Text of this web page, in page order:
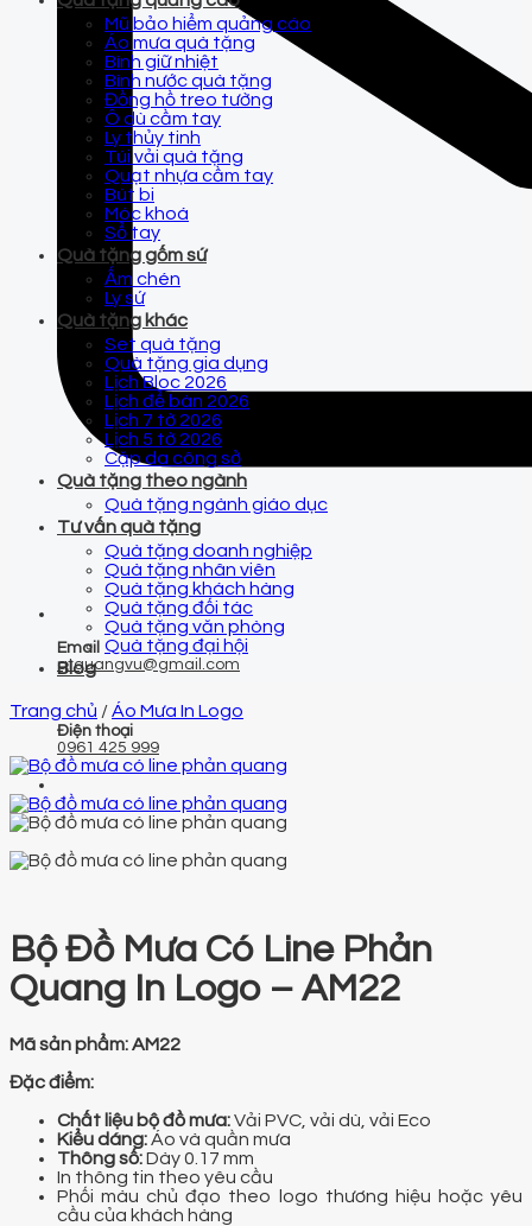
Email
qtquangvu@gmail.com
Điện thoại
0961 425 999
Mũ bảo hiểm quảng cáo
Áo mưa quà tặng
Bình giữ nhiệt
Bình nước quà tặng
Đồng hồ treo tường
Ô dù cầm tay
Ly thủy tinh
Túi vải quà tặng
Quạt nhựa cầm tay
Bút bi
Móc khoá
Sổ tay
Quà tặng gốm sứ
Ấm chén
Ly sứ
Quà tặng khác
Set quà tặng
Quà tặng gia dụng
Lịch Bloc 2026
Lịch để bàn 2026
Lịch 7 tờ 2026
Lịch 5 tờ 2026
Cặp da công sở
Quà tặng theo ngành
Quà tặng ngành giáo dục
Tư vấn quà tặng
Quà tặng doanh nghiệp
Quà tặng nhân viên
Quà tặng khách hàng
Quà tặng đối tác
Quà tặng văn phòng
Quà tặng đại hội
Blog
Trang chủ /Áo Mưa In Logo
Bộ Đồ Mưa Có Line Phản
Quang In Logo – AM22
Mã sản phẩm: AM22
Đặc điểm:
Chất liệu bộ đồ mưa:Vải PVC, vải dù, vải Eco
Kiểu dáng:Áo và quần mưa
Thông số:Dày 0.17 mm
In thông tin theo yêu cầu
Phối màu chủ đạo theo logo thương hiệu hoặc yêu
cầu của khách hàng